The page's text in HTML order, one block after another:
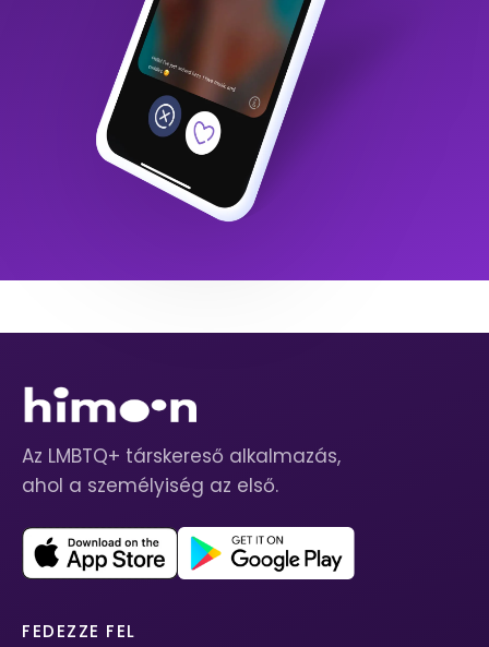
Az LMBTQ+ társkereső alkalmazás,
ahol a személyiség az első.
FEDEZZE FEL